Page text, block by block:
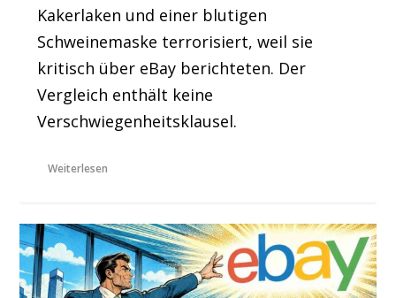
Kakerlaken und einer blutigen
Schweinemaske terrorisiert, weil sie
kritisch über eBay berichteten. Der
Vergleich enthält keine
Verschwiegenheitsklausel.
Weiterlesen